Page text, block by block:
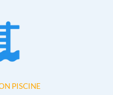
PISCINE